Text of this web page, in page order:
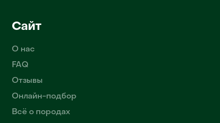
Сайт
О нас
FAQ
Отзывы
Онлайн-подбор
Всё о породах